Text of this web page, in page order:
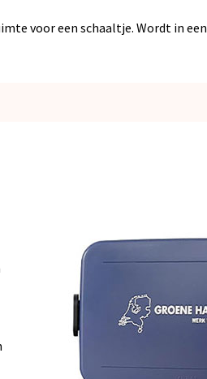
voor een schaaltje. Wordt in een